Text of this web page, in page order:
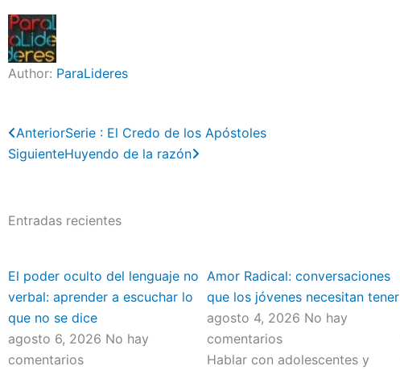
Author: ParaLideres
Previo
AnteriorSerie : El Credo de los Apóstoles
SiguienteHuyendo de la razón
Next
Entradas recientes
El poder oculto del lenguaje no
verbal: aprender a escuchar lo
que no se dice
agosto 6, 2026 No hay
comentarios
Amor Radical: conversaciones
que los jóvenes necesitan tener
agosto 4, 2026 No hay
comentarios
Hablar con adolescentes y